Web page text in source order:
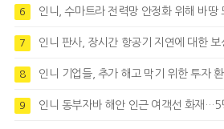
6 인니, 수마트라 전력망 안정화 위해 바땅
7 인니 판사, 장시간 항공기 지연에 대한 보상
8 인니 기업들, 추가 해고 막기 위한 투자
9 인니 동부자바 해안 인근 여객선 화재…5